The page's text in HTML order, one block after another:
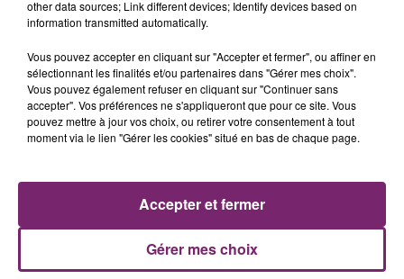
ACTUS RADIO
PODCASTS
Plan du site Mentions légales
other data sources; Link different devices; Identify devices based on
information transmitted automatically.
Vous pouvez accepter en cliquant sur "Accepter et fermer", ou affiner en
sélectionnant les finalités et/ou partenaires dans "Gérer mes choix".
Vous pouvez également refuser en cliquant sur "Continuer sans
accepter". Vos préférences ne s'appliqueront que pour ce site. Vous
pouvez mettre à jour vos choix, ou retirer votre consentement à tout
moment via le lien "Gérer les cookies" situé en bas de chaque page.
Gérer mes choix
Accepter et fermer